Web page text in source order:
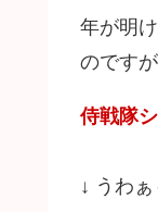
年が明
のです
侍戦隊
↓ うわ